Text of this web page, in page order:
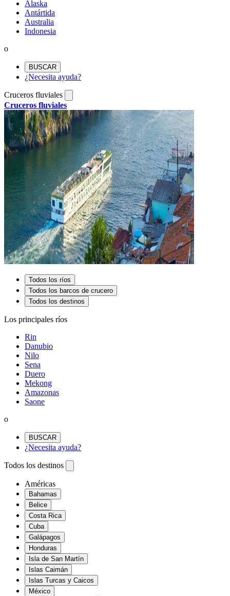
Alaska
Antártida
Australia
Indonesia
o
BUSCAR
¿Necesita ayuda?
Cruceros fluviales
Cruceros fluviales
Todos los ríos
Todos los barcos de crucero
Todos los destinos
Los principales ríos
Rin
Danubio
Nilo
Sena
Duero
Mekong
Amazonas
Saone
o
BUSCAR
¿Necesita ayuda?
Todos los destinos
Américas
Bahamas
Belice
Costa Rica
Cuba
Galápagos
Honduras
Isla de San Martín
Islas Caimán
Islas Turcas y Caicos
México